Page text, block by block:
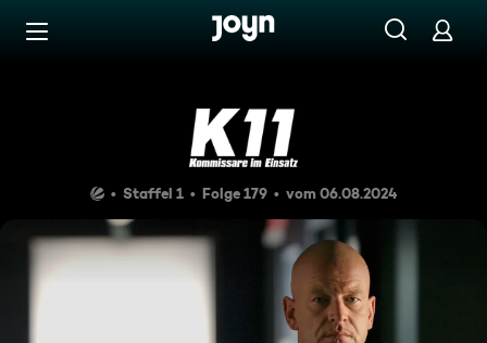
Zum Inhalt springen
Horror vor der Haustür
Staffel 1 Folge 179 vom 06.08.2024